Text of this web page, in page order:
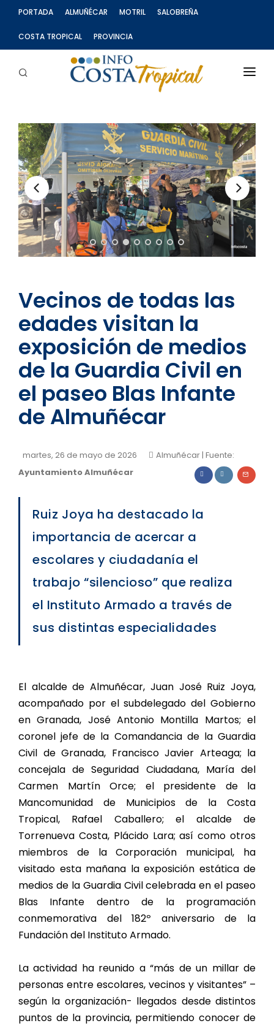
PORTADA ALMUÑÉCAR MOTRIL SALOBREÑA
COSTA TROPICAL PROVINCIA
INFOCOSTA TV
CARTAS AL DIRECTOR
PUBLICIDAD
Vecinos de todas las
edades visitan la
exposición de medios
de la Guardia Civil en
el paseo Blas Infante
de Almuñécar
martes, 26 de mayo de 2026 Almuñécar | Fuente:
Ayuntamiento Almuñécar
Ruiz Joya ha destacado la
importancia de acercar a
escolares y ciudadanía el
trabajo “silencioso” que realiza
el Instituto Armado a través de
sus distintas especialidades
El alcalde de Almuñécar, Juan José Ruiz Joya,
acompañado por el subdelegado del Gobierno
en Granada, José Antonio Montilla Martos; el
coronel jefe de la Comandancia de la Guardia
Civil de Granada, Francisco Javier Arteaga; la
concejala de Seguridad Ciudadana, María del
Carmen Martín Orce; el presidente de la
Mancomunidad de Municipios de la Costa
Tropical, Rafael Caballero; el alcalde de
Torrenueva Costa, Plácido Lara; así como otros
miembros de la Corporación municipal, ha
visitado esta mañana la exposición estática de
medios de la Guardia Civil celebrada en el paseo
Blas Infante dentro de la programación
conmemorativa del 182º aniversario de la
Fundación del Instituto Armado.
La actividad ha reunido a “más de un millar de
personas entre escolares, vecinos y visitantes” –
según la organización- llegados desde distintos
puntos de la provincia, permitiendo conocer de